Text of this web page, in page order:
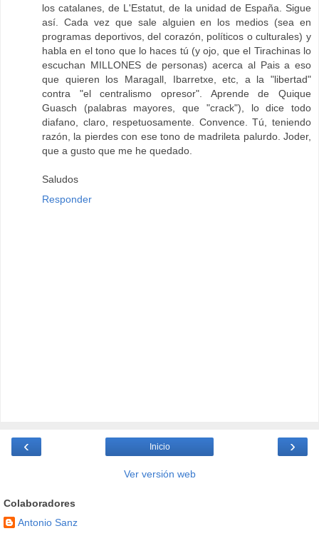
los catalanes, de L'Estatut, de la unidad de España. Sigue
así. Cada vez que sale alguien en los medios (sea en
programas deportivos, del corazón, políticos o culturales) y
habla en el tono que lo haces tú (y ojo, que el Tirachinas lo
escuchan MILLONES de personas) acerca al Pais a eso
que quieren los Maragall, Ibarretxe, etc, a la "libertad"
contra "el centralismo opresor". Aprende de Quique
Guasch (palabras mayores, que "crack"), lo dice todo
diafano, claro, respetuosamente. Convence. Tú, teniendo
razón, la pierdes con ese tono de madrileta palurdo. Joder,
que a gusto que me he quedado.
Saludos
Responder
‹ ›
Inicio
Ver versión web
Colaboradores
Antonio Sanz